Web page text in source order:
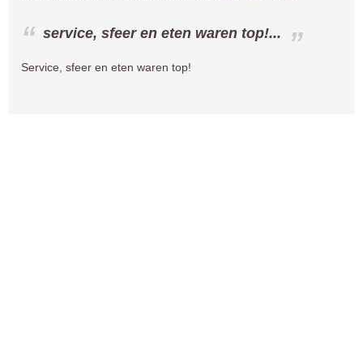
service, sfeer en eten waren top!...
Service, sfeer en eten waren top!